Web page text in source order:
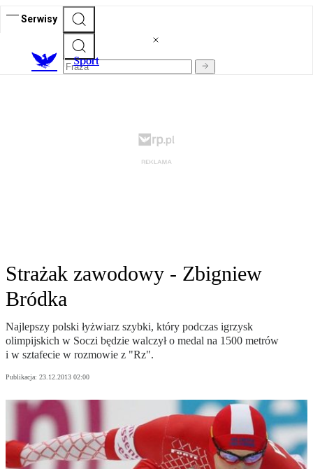
Serwisy
Sport
Strażak zawodowy - Zbigniew
Bródka
Najlepszy polski łyżwiarz szybki, który podczas igrzysk
olimpijskich w Soczi będzie walczył o medal na 1500 metrów
i w sztafecie w rozmowie z "Rz".
Publikacja: 23.12.2013 02:00